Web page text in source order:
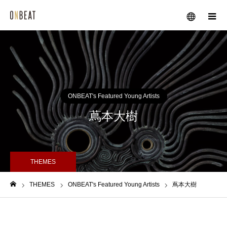
メニュー
ONBEAT's Featured Young Artists
蔦本大樹
THEMES
THEMES ONBEAT's Featured Young Artists 蔦本大樹